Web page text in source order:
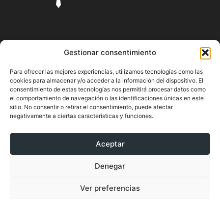
Gestionar consentimiento
Para ofrecer las mejores experiencias, utilizamos tecnologías como las
cookies para almacenar y/o acceder a la información del dispositivo. El
consentimiento de estas tecnologías nos permitirá procesar datos como
el comportamiento de navegación o las identificaciones únicas en este
sitio. No consentir o retirar el consentimiento, puede afectar
negativamente a ciertas características y funciones.
Aceptar
Denegar
Ver preferencias
Pyme.es es el portal web donde podrás mantenerte
actualizado de todas las noticias y novedades sobre la
economía en España y el mundo, así como donde podrás
conseguir toda la información necesaria sobre
emprendimiento.
SÍGUENOS